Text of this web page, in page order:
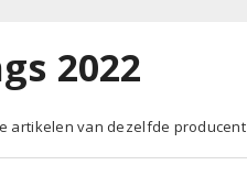
2022
artikelen van dezelfde producent